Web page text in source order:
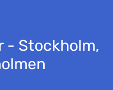
- Stockholm,